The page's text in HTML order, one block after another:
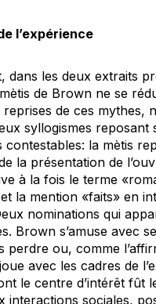
l’expérience
dans les deux extraits
de Brown ne se
de ces mythes,
syllogismes reposant
contestables: la mètis
la présentation de
à la fois le terme
la mention «faits» en
nominations qui
Brown s’amuse avec
perdre ou, comme
avec les cadres de
le centre d’intérêt fût
interactions sociales,